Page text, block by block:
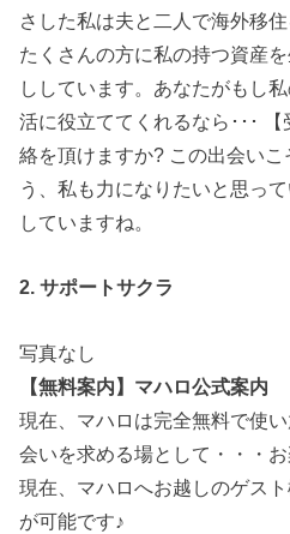
さした私は夫と二人で海外移住
たくさんの方に私の持つ資産
ししています。あなたがもし
活に役立ててくれるなら･･･
絡を頂けますか? この出会い
う、私も力になりたいと思っ
していますね。
2. サポートサクラ
写真なし
【無料案内】マハロ公式案内
現在、マハロは完全無料で使
会いを求める場として・・・
現在、マハロへお越しのゲス
が可能です♪